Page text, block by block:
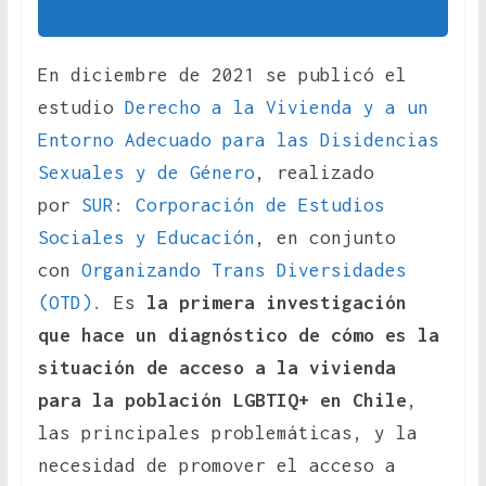
En diciembre de 2021 se publicó el
estudio Derecho a la Vivienda y a un
Entorno Adecuado para las Disidencias
Sexuales y de Género , realizado
por SUR: Corporación de Estudios
Sociales y Educación , en conjunto
con Organizando Trans Diversidades
(OTD).
Es la primera investigación
que hace un diagnóstico de cómo es la
situación de acceso a la vivienda
para la población LGBTIQ+ en Chile ,
las principales problemáticas, y la
necesidad de promover el acceso a